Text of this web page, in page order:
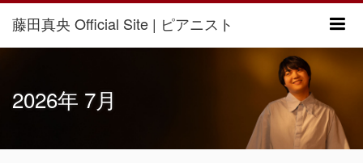
藤田真央 Official Site | ピアニスト
2026年 7月